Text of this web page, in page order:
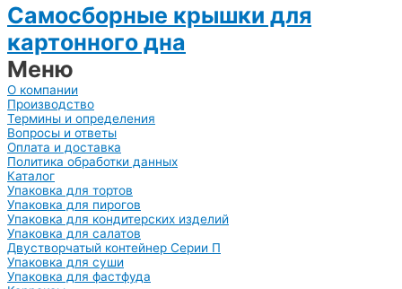
Самосборные крышки для
картонного дна
Меню
О компании
Производство
Термины и определения
Вопросы и ответы
Оплата и доставка
Политика обработки данных
Каталог
Упаковка для тортов
Упаковка для пирогов
Упаковка для кондитерских изделий
Упаковка для салатов
Двустворчатый контейнер Серии П
Упаковка для суши
Упаковка для фастфуда